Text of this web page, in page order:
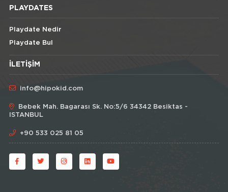
PLAYDATES
Playdate Nedir
Playdate Bul
İLETIŞIM
info@hipokid.com
Bebek Mah. Bagarası Sk. No:5/6 34342 Besiktas -
ISTANBUL
+90 533 025 81 05